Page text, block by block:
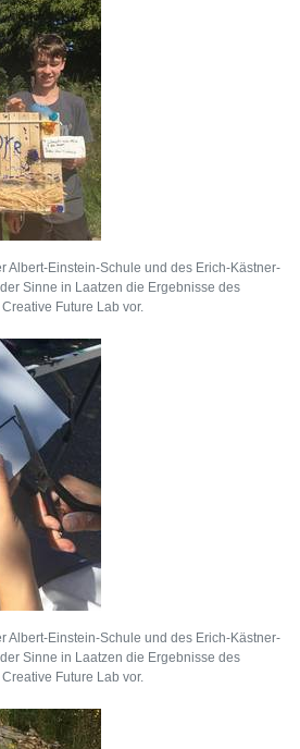
Albert-Einstein-Schule und des Erich-Kästner-
Sinne in Laatzen die Ergebnisse des
Future Lab vor.
Albert-Einstein-Schule und des Erich-Kästner-
Sinne in Laatzen die Ergebnisse des
Future Lab vor.